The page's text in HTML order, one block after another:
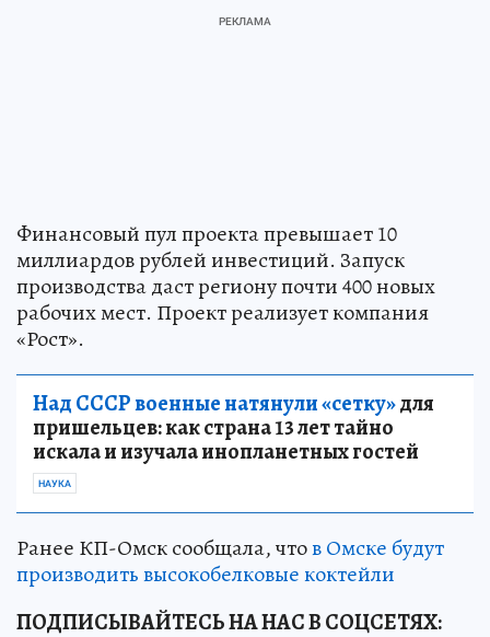
Финансовый пул проекта превышает 10
миллиардов рублей инвестиций. Запуск
производства даст региону почти 400 новых
рабочих мест. Проект реализует компания
«Рост».
Над СССР военные натянули «сетку»для
пришельцев: как страна 13 лет тайно
искала и изучала инопланетных гостей
НАУКА
Ранее КП-Омск сообщала, чтов Омске будут
производить высокобелковые коктейли
ПОДПИСЫВАЙТЕСЬ НА НАС В СОЦСЕТЯХ: